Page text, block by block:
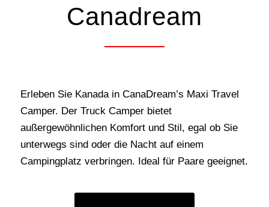
Canadream
Erleben Sie Kanada in CanaDream’s Maxi Travel
Camper. Der Truck Camper bietet
außergewöhnlichen Komfort und Stil, egal ob Sie
unterwegs sind oder die Nacht auf einem
Campingplatz verbringen. Ideal für Paare geeignet.